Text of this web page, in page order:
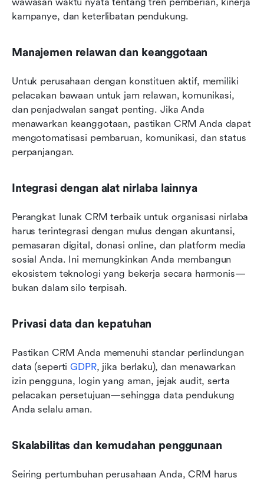
kampanye, dan keterlibatan pendukung.
Manajemen relawan dan keanggotaan
Untuk perusahaan dengan konstituen aktif, memiliki
pelacakan bawaan untuk jam relawan, komunikasi,
dan penjadwalan sangat penting. Jika Anda
menawarkan keanggotaan, pastikan CRM Anda dapat
mengotomatisasi pembaruan, komunikasi, dan status
perpanjangan.
Integrasi dengan alat nirlaba lainnya
Perangkat lunak CRM terbaik untuk organisasi nirlaba
harus terintegrasi dengan mulus dengan akuntansi,
pemasaran digital, donasi online, dan platform media
sosial Anda. Ini memungkinkan Anda membangun
ekosistem teknologi yang bekerja secara harmonis—
bukan dalam silo terpisah.
Privasi data dan kepatuhan
Pastikan CRM Anda memenuhi standar perlindungan
data (seperti GDPR, jika berlaku), dan menawarkan
izin pengguna, login yang aman, jejak audit, serta
pelacakan persetujuan—sehingga data pendukung
Anda selalu aman.
Skalabilitas dan kemudahan penggunaan
Seiring pertumbuhan perusahaan Anda, CRM harus